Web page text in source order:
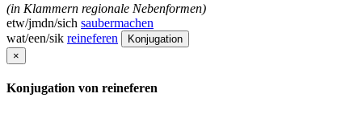
(in Klammern regionale Nebenformen)
etw/jmdn/sich saubermachen
wat/een/sik reineferen
Konjugation
×
Konjugation von reineferen